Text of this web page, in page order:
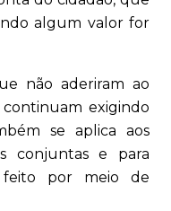
algum valor for
não aderiram ao
exigindo
se aplica aos
conjuntas e para
feito por meio de